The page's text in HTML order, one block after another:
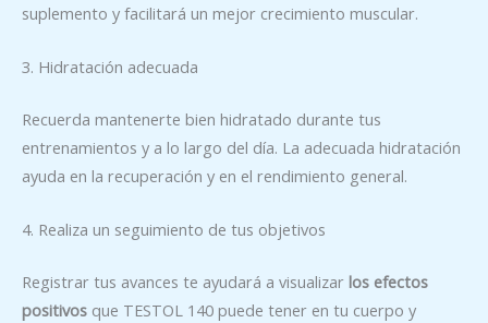
suplemento y facilitará un mejor crecimiento muscular.
3. Hidratación adecuada
Recuerda mantenerte bien hidratado durante tus
entrenamientos y a lo largo del día. La adecuada hidratación
ayuda en la recuperación y en el rendimiento general.
4. Realiza un seguimiento de tus objetivos
Registrar tus avances te ayudará a visualizar los efectos
positivos que TESTOL 140 puede tener en tu cuerpo y